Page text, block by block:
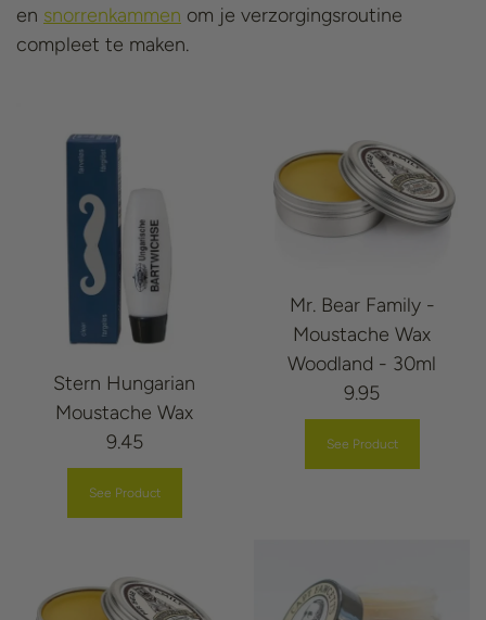
en snorrenkammen om je verzorgingsroutine
compleet te maken.
Stern Hungarian
Moustache Wax
9.45
See Product
Mr. Bear Family -
Moustache Wax
Woodland - 30ml
9.95
See Product